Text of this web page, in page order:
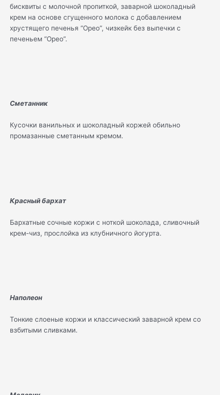
бисквиты с молочной пропиткой, заварной шоколадный
крем на основе сгущенного молока с добавлением
хрустящего печенья “Орео”, чизкейк без выпечки с
печеньем “Орео”.
Сметанник
Кусочки ванильных и шоколадный коржей обильно
промазанные сметанным кремом.
Красный бархат
Бархатные сочные коржи с ноткой шоколада, сливочный
крем-чиз, прослойка из клубничного йогурта.
Наполеон
Тонкие слоеные коржи и классический заварной крем со
взбитыми сливками.